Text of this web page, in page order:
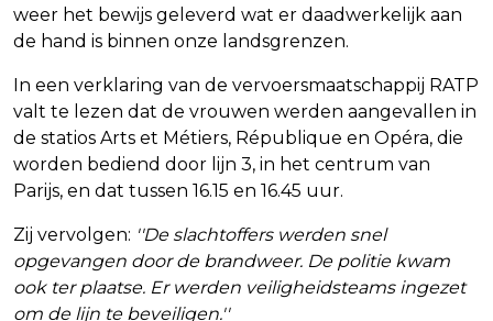
weer het bewijs geleverd wat er daadwerkelijk aan
de hand is binnen onze landsgrenzen.
In een verklaring van de vervoersmaatschappij RATP
valt te lezen dat de vrouwen werden aangevallen in
de statios Arts et Métiers, République en Opéra, die
worden bediend door lijn 3, in het centrum van
Parijs, en dat tussen 16.15 en 16.45 uur.
Zij vervolgen: ''De slachtoffers werden snel
opgevangen door de brandweer. De politie kwam
ook ter plaatse. Er werden veiligheidsteams ingezet
om de lijn te beveiligen.''